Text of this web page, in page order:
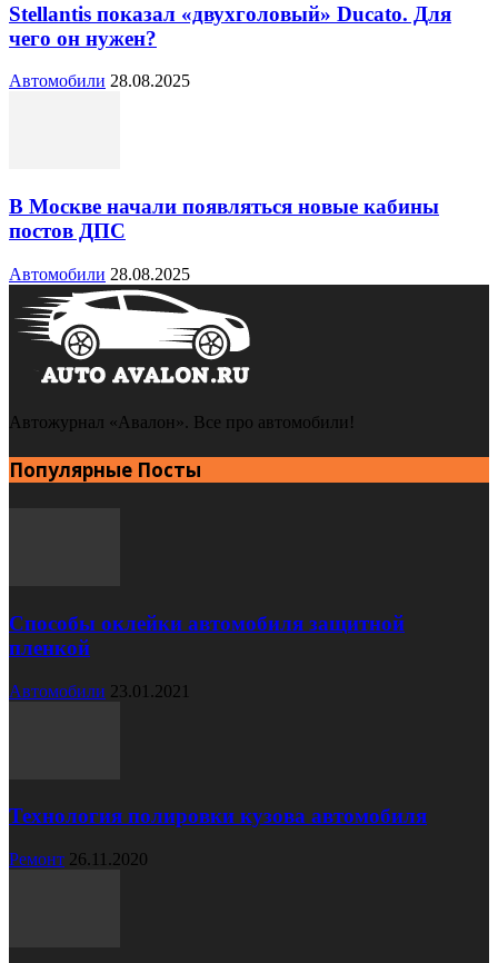
Stellantis показал «двухголовый» Ducato. Для
чего он нужен?
Автомобили 28.08.2025
В Москве начали появляться новые кабины
постов ДПС
Автомобили 28.08.2025
Автожурнал «Авалон». Все про автомобили!
Популярные Посты
Способы оклейки автомобиля защитной
пленкой
Автомобили 23.01.2021
Технология полировки кузова автомобиля
Ремонт 26.11.2020